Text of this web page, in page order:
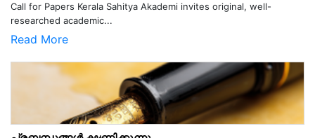
Call for Papers Kerala Sahitya Akademi invites original, well-
researched academic...
Read More